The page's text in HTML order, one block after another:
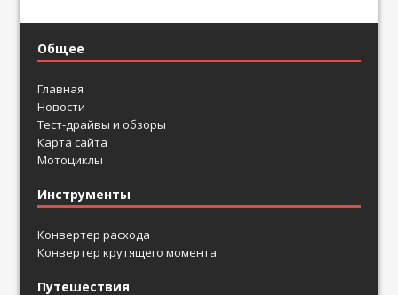
Общее
Главная
Новости
Тест-драйвы и обзоры
Карта сайта
Мотоциклы
Инструменты
Конвертер расхода
Конвертер крутящего момента
Путешествия